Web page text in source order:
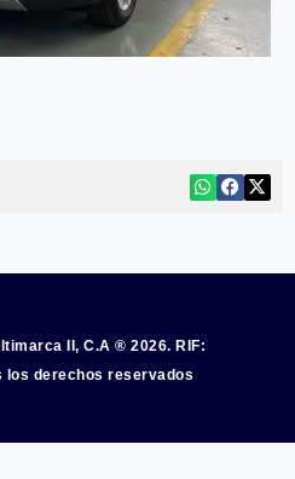
II, C.A ® 2026. RIF:
los derechos reservados